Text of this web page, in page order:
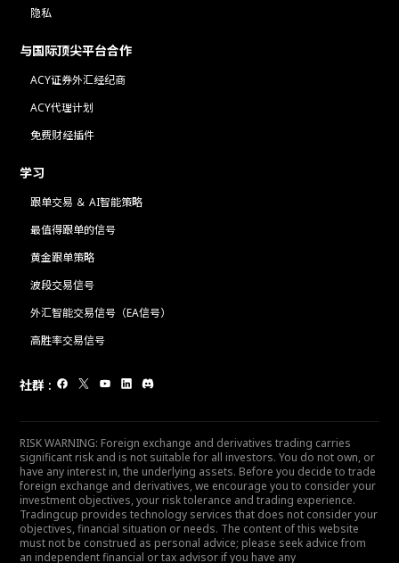
隐私
与国际顶尖平台合作
ACY证券外汇经纪商
ACY代理计划
免费财经插件
学习
跟单交易 ＆ AI智能策略
最值得跟单的信号
黄金跟单策略
波段交易信号
外汇智能交易信号（EA信号）
高胜率交易信号
社群 :
RISK WARNING: Foreign exchange and derivatives trading carries
significant risk and is not suitable for all investors. You do not own, or
have any interest in, the underlying assets. Before you decide to trade
foreign exchange and derivatives, we encourage you to consider your
investment objectives, your risk tolerance and trading experience.
Tradingcup provides technology services that does not consider your
objectives, financial situation or needs. The content of this website
must not be construed as personal advice; please seek advice from
an independent financial or tax advisor if you have any